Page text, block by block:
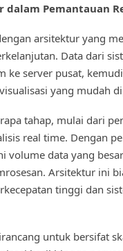
Pemantauan
arsitektur yang
Data dari
ke server pusat,
yang mudah
tahap, mulai dari
real time. Dengan
volume data yang
Arsitektur ini
tinggi dan
untuk bersifat